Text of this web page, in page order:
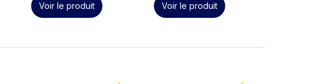
Voir le produit
Voir le produit